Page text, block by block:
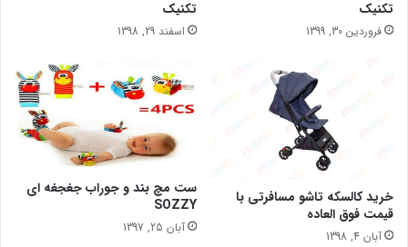
تکنیک
فروردین 30, 1399
تکنیک
اسفند 29, 1398
خرید کالسکه تاشو مسافرتی با
قیمت فوق العاده
آبان 4, 1398
ست مچ بند و جوراب جغجغه ای
SOZZY
آبان 25, 1397